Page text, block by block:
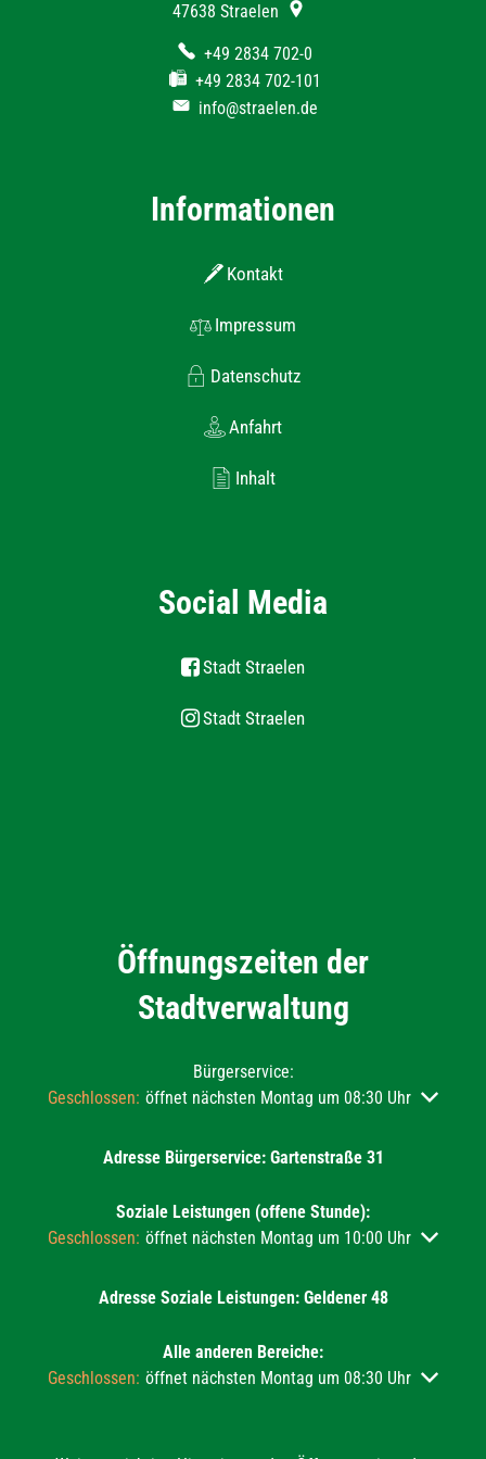
47638 Straelen
+49 2834 702-0
+49 2834 702-101
info@straelen.de
Informationen
Kontakt
Impressum
Datenschutz
Anfahrt
Inhalt
Social Media
Stadt Straelen
Stadt Straelen
Öffnungszeiten der
Stadtverwaltung
Bürgerservice:
Klicken, um weitere Öffnungs- oder Schließzeiten
Geschlossen: öffnet nächsten Montag um 08:30 Uhr
Adresse Bürgerservice: Gartenstraße 31
Soziale Leistungen (offene Stunde):
Klicken, um weitere Öffnungs- oder Schließzeiten
Geschlossen: öffnet nächsten Montag um 10:00 Uhr
Adresse Soziale Leistungen: Geldener 48
Alle anderen Bereiche:
Klicken, um weitere Öffnungs- oder Schließzeiten
Geschlossen: öffnet nächsten Montag um 08:30 Uhr